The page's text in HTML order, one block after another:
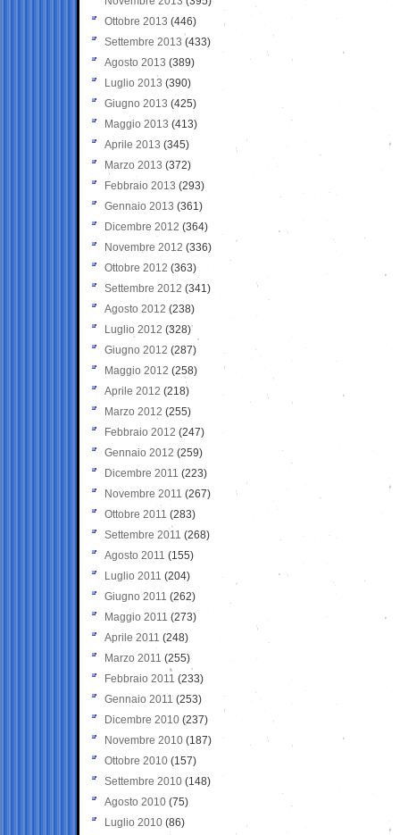
Ottobre 2013 (446)
Settembre 2013 (433)
Agosto 2013 (389)
Luglio 2013 (390)
Giugno 2013 (425)
Maggio 2013 (413)
Aprile 2013 (345)
Marzo 2013 (372)
Febbraio 2013 (293)
Gennaio 2013 (361)
Dicembre 2012 (364)
Novembre 2012 (336)
Ottobre 2012 (363)
Settembre 2012 (341)
Agosto 2012 (238)
Luglio 2012 (328)
Giugno 2012 (287)
Maggio 2012 (258)
Aprile 2012 (218)
Marzo 2012 (255)
Febbraio 2012 (247)
Gennaio 2012 (259)
Dicembre 2011 (223)
Novembre 2011 (267)
Ottobre 2011 (283)
Settembre 2011 (268)
Agosto 2011 (155)
Luglio 2011 (204)
Giugno 2011 (262)
Maggio 2011 (273)
Aprile 2011 (248)
Marzo 2011 (255)
Febbraio 2011 (233)
Gennaio 2011 (253)
Dicembre 2010 (237)
Novembre 2010 (187)
Ottobre 2010 (157)
Settembre 2010 (148)
Agosto 2010 (75)
Luglio 2010 (86)